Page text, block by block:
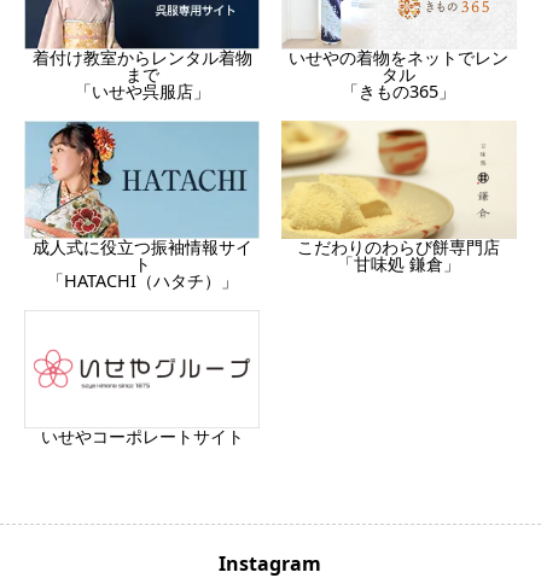
着付け教室からレンタル着物
まで
「いせや呉服店」
いせやの着物をネットでレン
タル
「きもの365」
成人式に役立つ振袖情報サイ
ト
「HATACHI（ハタチ）」
こだわりのわらび餅専門店
「甘味処 鎌倉」
いせやコーポレートサイト
Instagram